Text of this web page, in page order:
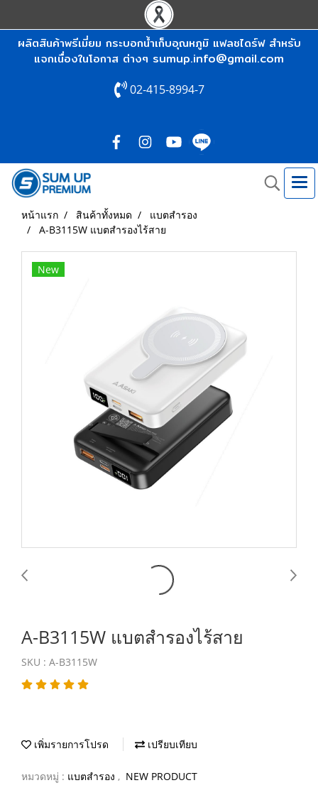
ผลิตสินค้าพรีเมี่ยม กระบอกน้ำเก็บอุณหภูมิ แฟลชไดร์ฟ สำหรับ
แจกเนื่องในโอกาส ต่างๆ sumup.info@gmail.com
02-415-8994-7
หน้าแรก สินค้าทั้งหมด
แบตสำรอง
A-B3115W แบตสำรองไร้สาย
New
A-B3115W แบตสำรองไร้สาย
SKU : A-B3115W
เพิ่มรายการโปรด เปรียบเทียบ
หมวดหมู่ : แบตสำรอง , NEW PRODUCT